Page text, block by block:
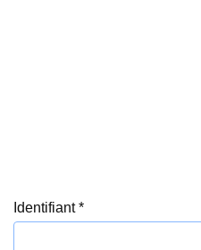
Identifiant*